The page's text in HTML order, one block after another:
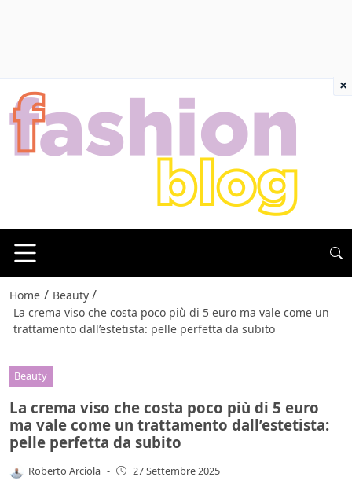
Home / Beauty /
La crema viso che costa poco più di 5 euro ma vale come un
trattamento dall’estetista: pelle perfetta da subito
Beauty
La crema viso che costa poco più di 5 euro
ma vale come un trattamento dall’estetista:
pelle perfetta da subito
Roberto Arciola - 27 Settembre 2025
×